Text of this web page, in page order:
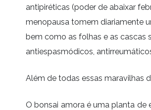
antipiréticas (poder de abaixar
menopausa tomem diariamente
bem como as folhas e as cascas
antiespasmódicos,
Além de todas essas maravilhas
O bonsai amora é uma planta